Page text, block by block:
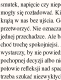
smutek, napięcie czy
mogły się rozładować.
krążą w nas bez ujścia.
przetworzyć. Nie
jednej przechadzce. Ale
choć trochę spokojniejsi.
wystarczy, by nie
pochopnej decyzji albo
połowie refleksji nad
trzeba szukać